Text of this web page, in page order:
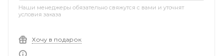
Наши менеджеры обязательно свяжутся с вами и уточнят
условия заказа
Хочу в подарок